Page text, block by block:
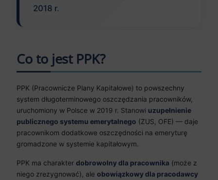
2018 r.
Co to jest PPK?
PPK (Pracownicze Plany Kapitałowe) to powszechny
system długoterminowego oszczędzania pracowników,
uruchomiony w Polsce w 2019 r. Stanowi uzupełnienie
publicznego systemu emerytalnego (ZUS, OFE) — daje
pracownikom dodatkowe oszczędności na emeryturę
gromadzone w systemie kapitałowym.
PPK ma charakterdobrowolny dla pracownika (może z
niego zrezygnować), aleobowiązkowy dla pracodawcy